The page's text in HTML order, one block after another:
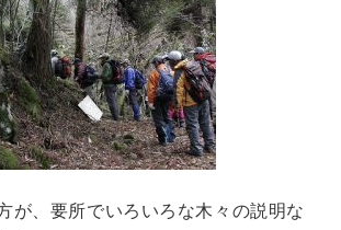
が、要所でいろいろな木々の説明な